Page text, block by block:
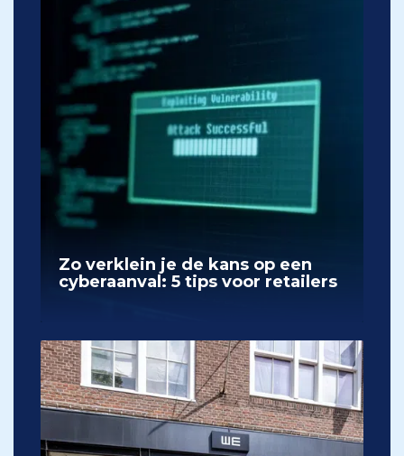
Zo verklein je de kans op een
cyberaanval: 5 tips voor retailers